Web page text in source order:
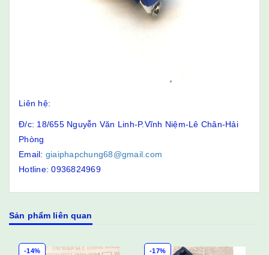
Liên hệ:
Đ/c: 18/655 Nguyễn Văn Linh-P.Vĩnh Niệm-Lê Chân-Hải
Phòng
Email: giaiphapchung68@gmail.com
Hotline: 0936824969
Sản phẩm liên quan
-14% -17%